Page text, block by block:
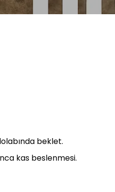
beklet.
kas beslenmesi.